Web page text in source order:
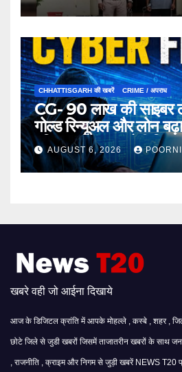
CHHATTISGARH की खबरें CRIME / अपराध
CG- 90 लाख की साइबर
गोल्ड रिन्यूअल और लोन
महिला समेत 3 आरोपी
AUGUST 6, 2026
खबरे वही जो आईना दिखाये
आज के डिजिटल क्रांति में आपके मोहल्ले , कस्बे , शहर ,
छोटे जिले से जुडी खबरों जिसमें ताजातरीन खबरों के साथ
, राजनीति , क्राइम और निगम से जुड़ी खबरें NEWS